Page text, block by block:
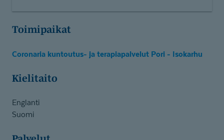
Toimipaikat
Coronaria kuntoutus- ja terapiapalvelut Pori - Isokarhu
Kielitaito
Englanti
Suomi